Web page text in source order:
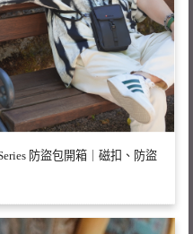
防盜包開箱｜磁扣、防盜